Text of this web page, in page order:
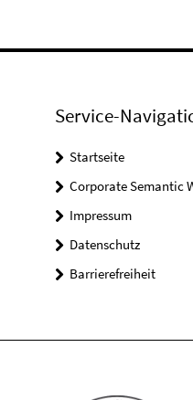
Service-
Startseite
Corporate Semantic
Impressum
Datenschutz
Barrierefreiheit